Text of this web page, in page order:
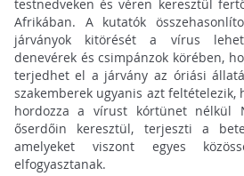
testnedveken és véren keresztül
Afrikában. A kutatók
járványok kitörését a vírus
denevérek és csimpánzok körében,
terjedhet el a járvány az óriási
szakemberek ugyanis azt feltételezik,
hordozza a vírust kórtünet nélkül
őserdőin keresztül, terjeszti a
amelyeket viszont egyes
elfogyasztanak.